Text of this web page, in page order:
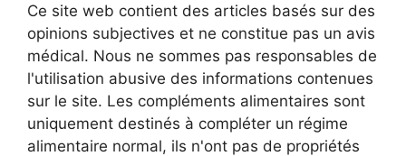
Ce site web contient des articles basés sur des
opinions subjectives et ne constitue pas un avis
médical. Nous ne sommes pas responsables de
l'utilisation abusive des informations contenues
sur le site. Les compléments alimentaires sont
uniquement destinés à compléter un régime
alimentaire normal, ils n'ont pas de propriétés